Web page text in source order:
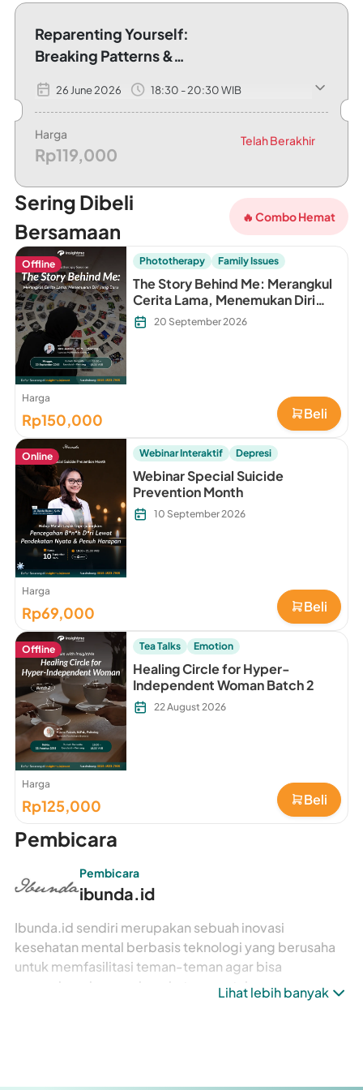
Reparenting Yourself:
Breaking Patterns &
26 June 2026 18:30 - 20:30 WIB
with Olphi Disya Arinda, M.Psi., Psikolog, CCTS-I Clinical
Harga
Rp119,000
Telah Berakhir
Sering Dibeli
Bersamaan
🔥 Combo Hemat
Offline Phototherapy Family Issues
The Story Behind Me: Merangkul
Cerita Lama, Menemukan Diri
yang Baru
20 September 2026
Harga
Rp150,000 Beli
Online Webinar Interaktif Depresi
Webinar Special Suicide
Prevention Month
10 September 2026
Harga
Rp69,000 Beli
Offline Tea Talks Emotion
Healing Circle for Hyper-
Independent Woman Batch 2
22 August 2026
Harga
Rp125,000 Beli
Pembicara
Pembicara
ibunda.id
Ibunda.id sendiri merupakan sebuah inovasi
kesehatan mental berbasis teknologi yang berusaha
untuk memfasilitasi teman-teman agar bisa
mengakses layanan kesehatan mental secara
ibunda.id, seperti.. 1. Counseling Corner (konseling
Lihat lebih banyak